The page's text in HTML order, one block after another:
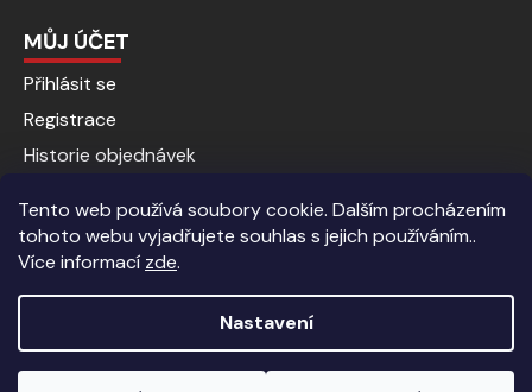
Tento web používá soubory cookie. Dalším procházením
tohoto webu vyjadřujete souhlas s jejich používáním..
Více informací zde.
Nastavení
MŮJ ÚČET
Přihlásit se
Registrace
Historie objednávek